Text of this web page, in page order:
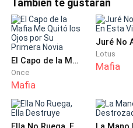
—¿Por qué la tratas así? Si
trabajadora... Cuando
la que te limpia la casa.
le vas a armar un drama?
Máximo se ajustó las
preocupación en la voz:
—preguntó, casi sin
comprobarlo.Desde que Mía
sus contactos a buscarla. La v
También te gustarán
El Capo de la Mafia Me Quitó los Ojos por Su Primera Novia
Once
Mafia
Lotus
Mafia
Ella No Ruega, Ella Destruye